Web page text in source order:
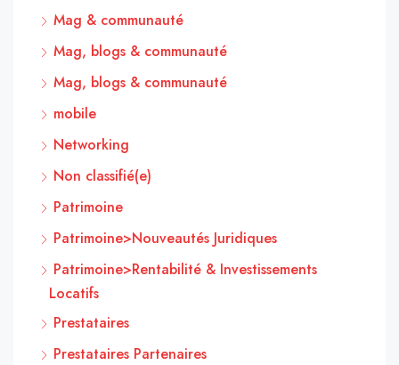
Mag & communauté
Mag, blogs & communauté
Mag, blogs & communauté
mobile
Networking
Non classifié(e)
Patrimoine
Patrimoine>Nouveautés Juridiques
Patrimoine>Rentabilité & Investissements
Locatifs
Prestataires
Prestataires Partenaires